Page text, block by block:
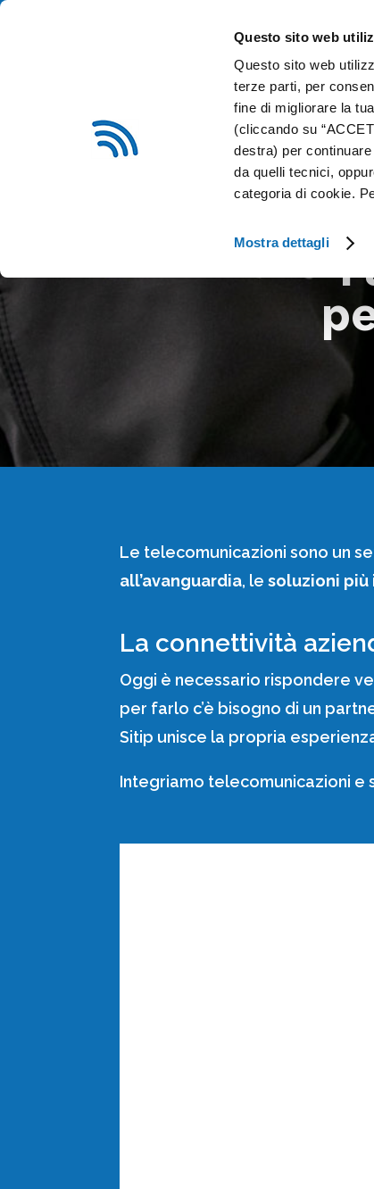
Questo sito web
Questo sito web
terze parti, per
fine di migliorare la
(cliccando su
destra) per
da quelli tecnici,
categoria di cookie.
Mostra dettagli
CHI SIAMO
SITIP SECURITY
Le telecomunicazioni sono un
all’avanguardia, lesoluzioni più
La connettività
Oggi è necessario rispondere
per farlo c’è bisogno di un
Sitip unisce la propria
Integriamo telecomunicazioni e